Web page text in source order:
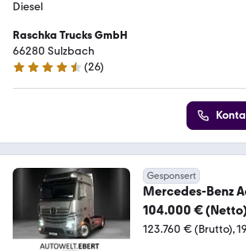
Diesel
Raschka Trucks GmbH
66280 Sulzbach
4.5 Sterne
(26)
Gesponsert
Mercedes-Benz
BigSpace
104.000 €
123.760 € (Brutto)